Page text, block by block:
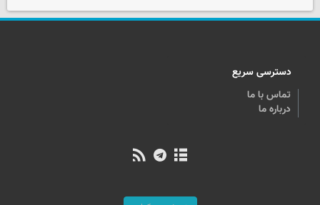
دسترسی سریع
تماس با ما
درباره ما